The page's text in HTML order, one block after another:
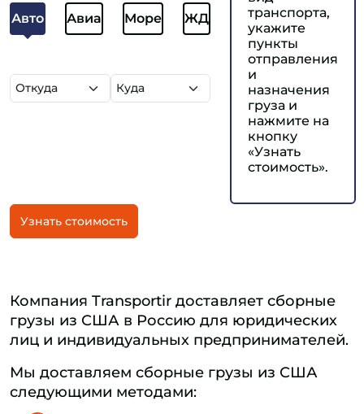
Авто Авиа Море ЖД
транспорта,
укажите
пункты
отправления
и
назначения
груза и
нажмите на
кнопку
«Узнать
стоимость».
Узнать стоимость
Компания Transportir доставляет сборные
грузы из США в Россию для юридических
лиц и индивидуальных предпринимателей.
Мы доставляем сборные грузы из США
следующими методами: